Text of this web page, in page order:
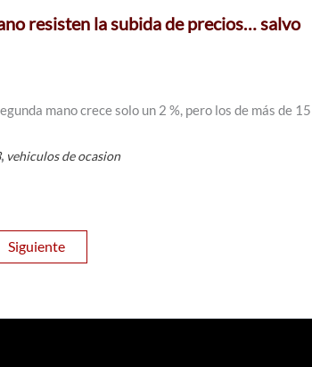
resisten la subida de precios… salvo
mano crece solo un 2 %, pero los de más de 15
, vehiculos de ocasion
Siguiente